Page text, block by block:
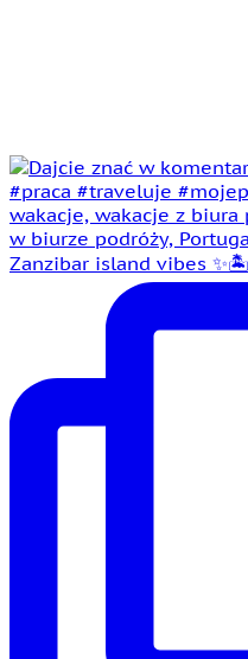
Zanzibar island vibes